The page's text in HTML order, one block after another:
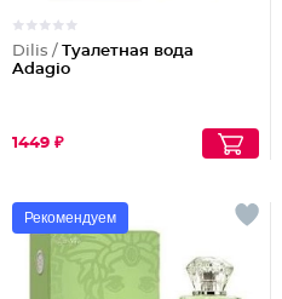
Dilis / Туалетная вода
Adagio
1449 ₽
Рекомендуем